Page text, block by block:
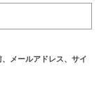
メールアドレス、サイ